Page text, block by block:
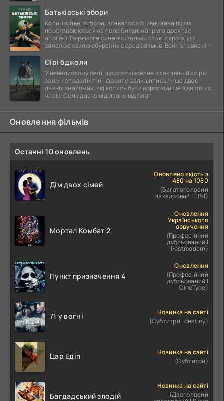
Батьківські збори
Коли шкільні вибори, здавалося б, звичайна подія,
перетворюються на поле битви, напруга досягає
апогею. Перемога сина вчительки стає іскрою, що
запалює хвилю обурення серед батьків. Вони впевнені —
Сірі бджоли
У невеличкому селі, що розташоване в так званій «сірій
зоні» неподалік лінії фронту, залишились лише двоє
давніх знайомих, які колись були ворогами ще з дитячих
часів. Село давно відрізане від благ
Оновлення фільмів
Останні 10 оновлень
Дім двох сімей
Оновлено якість з
480 на 1080
(Багатоголосий
закадровий | ТВ-І)
Мортал Комбат 2
Оновлення
Українського
озвучення
(Професійний
дубльований |
Postmodern)
Пункт призначення 4
Оновлення
(Професійний
дубльований |
CineType)
71 у вогні
Новинка на сайті
(Субтитри | destiny)
Цар Едіп
Новинка на сайті
(Субтитри)
Багдадський злодій
Новинка на сайті
(Двоголосий